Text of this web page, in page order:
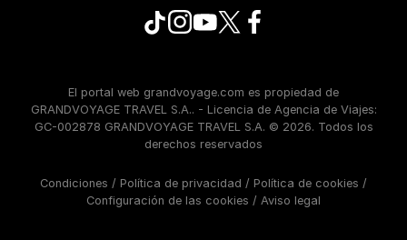
El portal web grandvoyage.com es propiedad de
GRANDVOYAGE TRAVEL S.A.. - Licencia de Agencia de Viajes:
GC-002878 GRANDVOYAGE TRAVEL S.A. © 2026. Todos los
derechos reservados
Condiciones / Política de privacidad / Política de cookies /
Configuración de las cookies / Aviso legal